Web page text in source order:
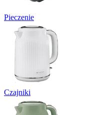
Pieczenie
Czajniki